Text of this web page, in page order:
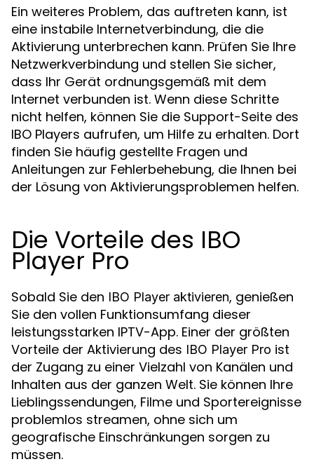
Ein weiteres Problem, das auftreten kann, ist
eine instabile Internetverbindung, die die
Aktivierung unterbrechen kann. Prüfen Sie Ihre
Netzwerkverbindung und stellen Sie sicher,
dass Ihr Gerät ordnungsgemäß mit dem
Internet verbunden ist. Wenn diese Schritte
nicht helfen, können Sie die Support-Seite des
IBO Players aufrufen, um Hilfe zu erhalten. Dort
finden Sie häufig gestellte Fragen und
Anleitungen zur Fehlerbehebung, die Ihnen bei
der Lösung von Aktivierungsproblemen helfen.
Die Vorteile des IBO
Player Pro
Sobald Sie den IBO Player aktivieren, genießen
Sie den vollen Funktionsumfang dieser
leistungsstarken IPTV-App. Einer der größten
Vorteile der Aktivierung des IBO Player Pro ist
der Zugang zu einer Vielzahl von Kanälen und
Inhalten aus der ganzen Welt. Sie können Ihre
Lieblingssendungen, Filme und Sportereignisse
problemlos streamen, ohne sich um
geografische Einschränkungen sorgen zu
müssen.